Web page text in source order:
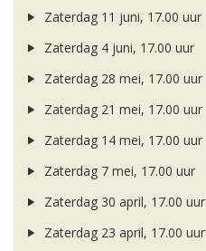
Zaterdag 11 juni, 17.00 uur
Zaterdag 4 juni, 17.00 uur
Zaterdag 28 mei, 17.00 uur
Zaterdag 21 mei, 17.00 uur
Zaterdag 14 mei, 17.00 uur
Zaterdag 7 mei, 17.00 uur
Zaterdag 30 april, 17.00 uur
Zaterdag 23 april, 17.00 uur